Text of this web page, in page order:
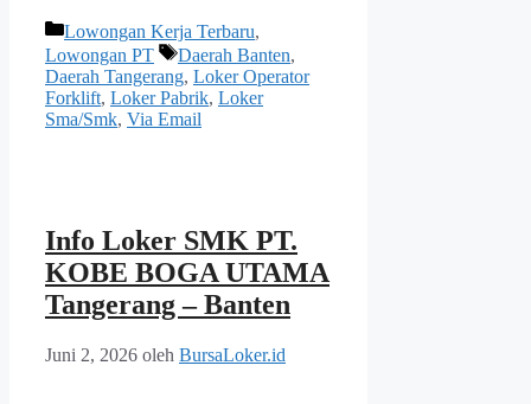
Kategori
Lowongan Kerja Terbaru,
Lowongan PT
Tag
Daerah Banten,
Daerah Tangerang, Loker Operator
Forklift, Loker Pabrik, Loker
Sma/Smk, Via Email
Info Loker SMK PT.
KOBE BOGA UTAMA
Tangerang – Banten
Juni 2, 2026 oleh BursaLoker.id